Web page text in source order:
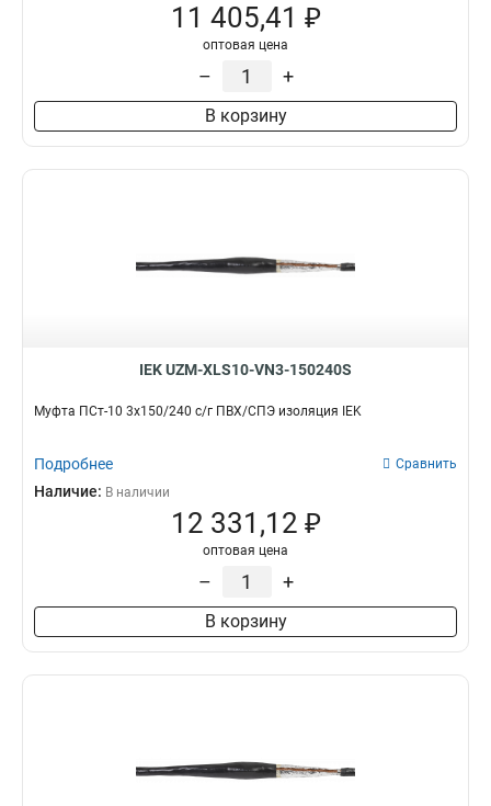
11 405,41 ₽
оптовая цена
– +
В корзину
IEK UZM-XLS10-VN3-150240S
Муфта ПСт-10 3х150/240 с/г ПВХ/СПЭ изоляция IEK
Подробнее Сравнить
Наличие: В наличии
12 331,12 ₽
оптовая цена
– +
В корзину